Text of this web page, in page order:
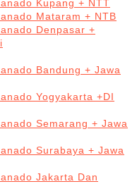
Kupang + NTT
Mataram + NTB
Denpasar +
Bandung + Jawa
Yogyakarta +DI
Semarang + Jawa
Surabaya + Jawa
Jakarta Dan